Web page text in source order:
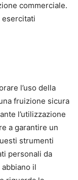
commerciale.
esercitati
l’uso della
fruizione sicura
l’utilizzazione
a garantire un
strumenti
personali da
il